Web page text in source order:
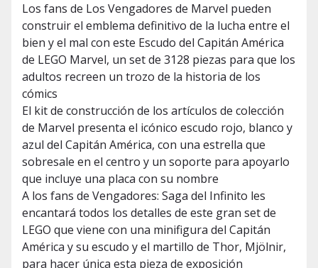
Los fans de Los Vengadores de Marvel pueden
construir el emblema definitivo de la lucha entre el
bien y el mal con este Escudo del Capitán América
de LEGO Marvel, un set de 3128 piezas para que los
adultos recreen un trozo de la historia de los
cómics
El kit de construcción de los artículos de colección
de Marvel presenta el icónico escudo rojo, blanco y
azul del Capitán América, con una estrella que
sobresale en el centro y un soporte para apoyarlo
que incluye una placa con su nombre
A los fans de Vengadores: Saga del Infinito les
encantará todos los detalles de este gran set de
LEGO que viene con una minifigura del Capitán
América y su escudo y el martillo de Thor, Mjölnir,
para hacer única esta pieza de exposición